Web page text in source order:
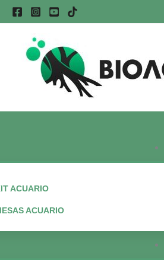
contenido
ACUARIO
ACUARIO